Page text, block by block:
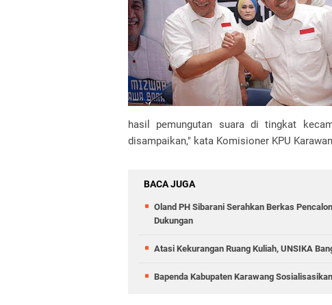
hasil pemungutan suara di tingkat
disampaikan," kata Komisioner KPU
BACA JUGA
Oland PH Sibarani Serahkan Berkas
Dukungan
Atasi Kekurangan Ruang Kuliah, UNSIKA
Bapenda Kabupaten Karawang